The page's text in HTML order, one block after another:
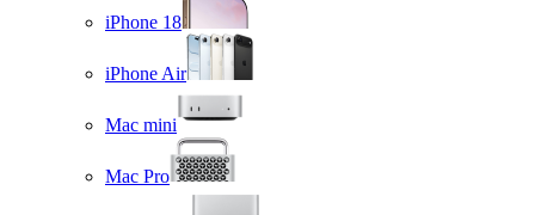
iPhone 18
iPhone Air
Mac mini
Mac Pro